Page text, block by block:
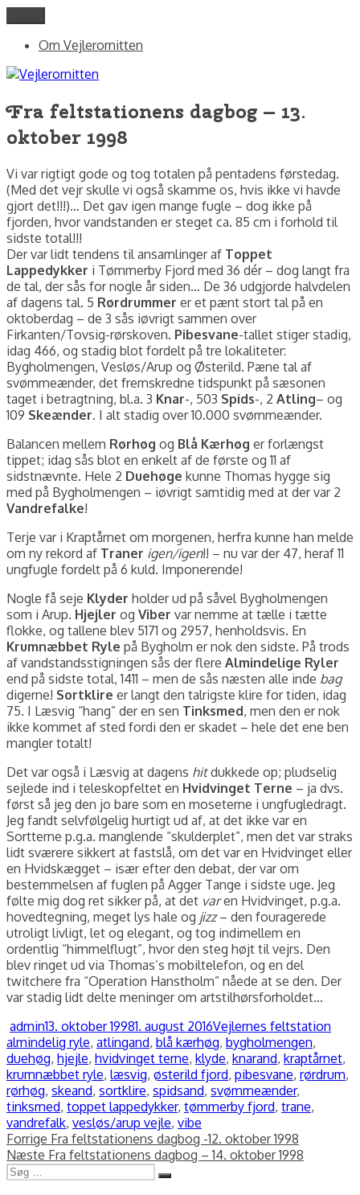
indhold
Vejlerornitten
fotos og skriblerier af Jørgen Peter Kjeldsen/ornit.dk
Om Vejlerornitten
Fra feltstationens dagbog – 13.
oktober 1998
Vi var rigtigt gode og tog totalen på pentadens førstedag.
(Med det vejr skulle vi også skamme os, hvis ikke vi havde
gjort det!!!)… Det gav igen mange fugle – dog ikke på
fjorden, hvor vandstanden er steget ca. 85 cm i forhold til
sidste total!!!
Der var lidt tendens til ansamlinger af Toppet
Lappedykker i Tømmerby Fjord med 36 dér – dog langt fra
de tal, der sås for nogle år siden… De 36 udgjorde halvdelen
af dagens tal. 5 Rørdrummer er et pænt stort tal på en
oktoberdag – de 3 sås iøvrigt sammen over
Firkanten/Tovsig-rørskoven. Pibesvane-tallet stiger stadig,
idag 466, og stadig blot fordelt på tre lokaliteter:
Bygholmengen, Vesløs/Arup og Østerild. Pæne tal af
svømmeænder, det fremskredne tidspunkt på sæsonen
taget i betragtning, bl.a. 3 Knar-, 503 Spids-, 2 Atling– og
109 Skeænder. I alt stadig over 10.000 svømmeænder.
Balancen mellem Rørhøg og Blå Kærhøg er forlængst
tippet; idag sås blot en enkelt af de første og 11 af
sidstnævnte. Hele 2 Duehøge kunne Thomas hygge sig
med på Bygholmengen – iøvrigt samtidig med at der var 2
Vandrefalke!
Terje var i Kraptårnet om morgenen, herfra kunne han melde
om ny rekord af Traner igen/igen!! – nu var der 47, heraf 11
ungfugle fordelt på 6 kuld. Imponerende!
Nogle få seje Klyder holder ud på såvel Bygholmengen
som i Arup. Hjejler og Viber var nemme at tælle i tætte
flokke, og tallene blev 5171 og 2957, henholdsvis. En
Krumnæbbet Ryle på Bygholm er nok den sidste. På trods
af vandstandsstigningen sås der flere Almindelige Ryler
end på sidste total, 1411 – men de sås næsten alle inde bag
digerne! Sortklire er langt den talrigste klire for tiden, idag
75. I Læsvig “hang” der en sen Tinksmed, men den er nok
ikke kommet af sted fordi den er skadet – hele det ene ben
mangler totalt!
Det var også i Læsvig at dagens hitdukkede op; pludselig
sejlede ind i teleskopfeltet en Hvidvinget Terne – ja dvs.
først så jeg den jo bare som en moseterne i ungfugledragt.
Jeg fandt selvfølgelig hurtigt ud af, at det ikke var en
Sortterne p.g.a. manglende “skulderplet”, men det var straks
lidt sværere sikkert at fastslå, om det var en Hvidvinget eller
en Hvidskægget – især efter den debat, der var om
bestemmelsen af fuglen på Agger Tange i sidste uge. Jeg
følte mig dog ret sikker på, at det varen Hvidvinget, p.g.a.
hovedtegning, meget lys hale og jizz– den fouragerede
utroligt livligt, let og elegant, og tog indimellem en
ordentlig “himmelflugt”, hvor den steg højt til vejrs. Den
blev ringet ud via Thomas’s mobiltelefon, og en del
twitchere fra “Operation Hanstholm” nåede at se den. Der
var stadig lidt delte meninger om artstilhørsforholdet…
Forfatter
adminUdgivet
13. oktober 19981. august 2016Kategorier
Vejlernes feltstation
almindelig ryle, atlingand, blå kærhøg, bygholmengen,
duehøg, hjejle, hvidvinget terne, klyde, knarand, kraptårnet,
krumnæbbet ryle, læsvig, østerild fjord, pibesvane, rørdrum,
rørhøg, skeand, sortklire, spidsand, svømmeænder,
tinksmed, toppet lappedykker, tømmerby fjord, trane,
vandrefalk, vesløs/arup vejle, vibe
Indlægsnavigation
Forrige Forrige
indlæg:
Fra feltstationens dagbog -12. oktober 1998
Næste Næste
indlæg:
Fra feltstationens dagbog – 14. oktober 1998
Søg
efter:
Søg